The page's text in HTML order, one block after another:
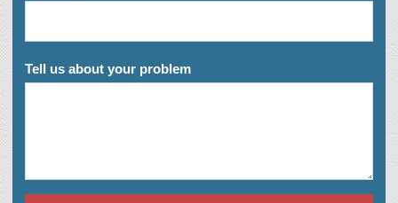
Tell us about your problem